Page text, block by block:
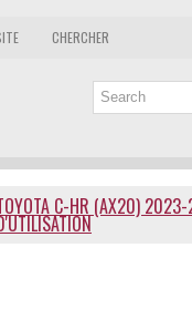
CHERCHER
C-HR (AX20)